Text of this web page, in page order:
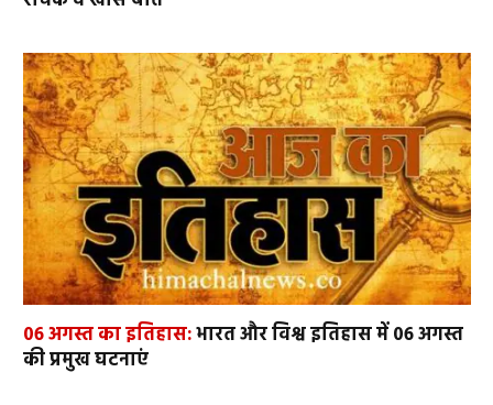
06 अगस्त का इतिहास:भारत और विश्व इतिहास में 06 अगस्त
की प्रमुख घटनाएं